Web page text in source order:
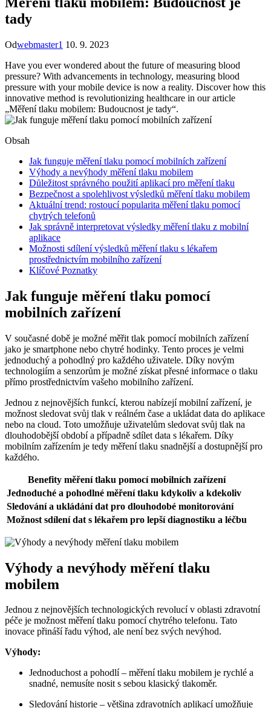
tady
Odwebmaster1 10. 9. 2023
Have you ever wondered about the future of measuring blood
pressure? With advancements in technology, measuring blood
pressure with your mobile device is now a reality. Discover how this
innovative method is revolutionizing healthcare in our article
„Měření tlaku mobilem: Budoucnost je tady“.
Obsah
Jak funguje měření tlaku pomocí mobilních zařízení
Výhody a nevýhody měření tlaku mobilem
Důležitost správného použití aplikací pro měření tlaku
Bezpečnost a spolehlivost výsledků měření tlaku mobilem
Aktuální trend: rostoucí popularita měření tlaku pomocí
chytrých telefonů
Jak správně interpretovat výsledky měření tlaku z mobilní
aplikace
Možnosti sdílení výsledků měření tlaku s lékařem
prostřednictvím mobilního zařízení
Klíčové Poznatky
Jak funguje měření tlaku pomocí
mobilních zařízení
V současné době je možné měřit tlak pomocí mobilních zařízení
jako je smartphone nebo chytré hodinky. Tento proces je velmi
jednoduchý a pohodlný pro každého uživatele. Díky novým
technologiím a senzorům je možné získat přesné informace o tlaku
přímo prostřednictvím vašeho mobilního zařízení.
Jednou z nejnovějších funkcí, kterou nabízejí mobilní zařízení, je
možnost sledovat svůj tlak v reálném čase a ukládat data do aplikace
nebo na cloud. Toto umožňuje uživatelům sledovat svůj tlak na
dlouhodobější období a případně sdílet data s lékařem. Díky
mobilním zařízením je tedy měření tlaku snadnější a dostupnější pro
každého.
Benefity měření tlaku pomocí mobilních zařízení
Jednoduché a pohodlné měření tlaku kdykoliv a kdekoliv
Sledování a ukládání dat pro dlouhodobé monitorování
Možnost sdílení dat s lékařem pro lepší diagnostiku a léčbu
Výhody a nevýhody měření tlaku
mobilem
Jednou z nejnovějších technologických revolucí v oblasti zdravotní
péče je možnost měření tlaku pomocí chytrého telefonu. Tato
inovace přináší řadu výhod, ale není bez svých nevýhod.
Výhody:
Jednoduchost a pohodlí – měření tlaku mobilem je rychlé a
snadné, nemusíte nosit s sebou klasický tlakoměr.
Sledování historie – většina zdravotních aplikací umožňuje